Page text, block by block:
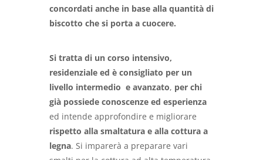
concordati anche in base alla quantità di
biscotto che si porta a cuocere.
Si tratta di un corso intensivo,
residenziale ed è consigliato per un
livello intermedio e avanzato, per chi
già possiede conoscenze ed esperienza
ed intende approfondire e migliorare
rispetto alla smaltatura e alla cottura a
legna. Si imparerà a preparare vari